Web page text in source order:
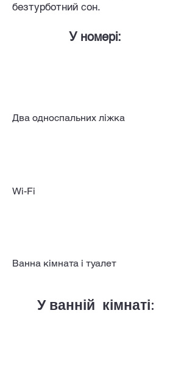
безтурботний сон.
У номері:
Два односпальних ліжка
Wi-Fi
Ванна кімната і туалет
У ванній кімнаті: